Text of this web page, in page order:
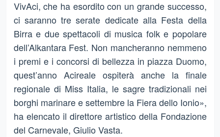
VivAci, che ha esordito con un grande successo,
ci saranno tre serate dedicate alla Festa della
Birra e due spettacoli di musica folk e popolare
dell’Alkantara Fest. Non mancheranno nemmeno
i premi e i concorsi di bellezza in piazza Duomo,
quest’anno Acireale ospiterà anche la finale
regionale di Miss Italia, le sagre tradizionali nei
borghi marinare e settembre la Fiera dello Ionio»,
ha elencato il direttore artistico della Fondazione
del Carnevale, Giulio Vasta.